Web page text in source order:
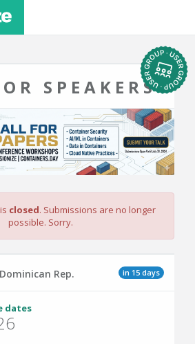
SPEAKERS
closed. Submissions are no longer
possible. Sorry.
in 15 days
Rep.
dates